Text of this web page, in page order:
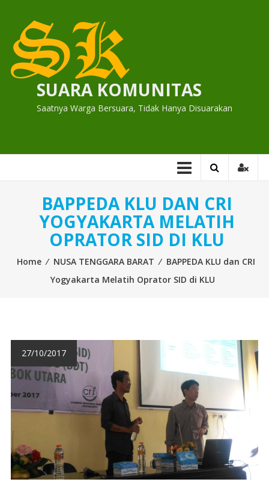
content
SUARA KOMUNITAS
Saatnya Warga Bersuara, Tidak Hanya Disuarakan
BAPPEDA KLU DAN CRI
YOGYAKARTA MELATIH
OPRATOR SID DI KLU
Home ⁄ NUSA TENGGARA BARAT ⁄ BAPPEDA KLU dan CRI
Yogyakarta Melatih Oprator SID di KLU
27/10/2017